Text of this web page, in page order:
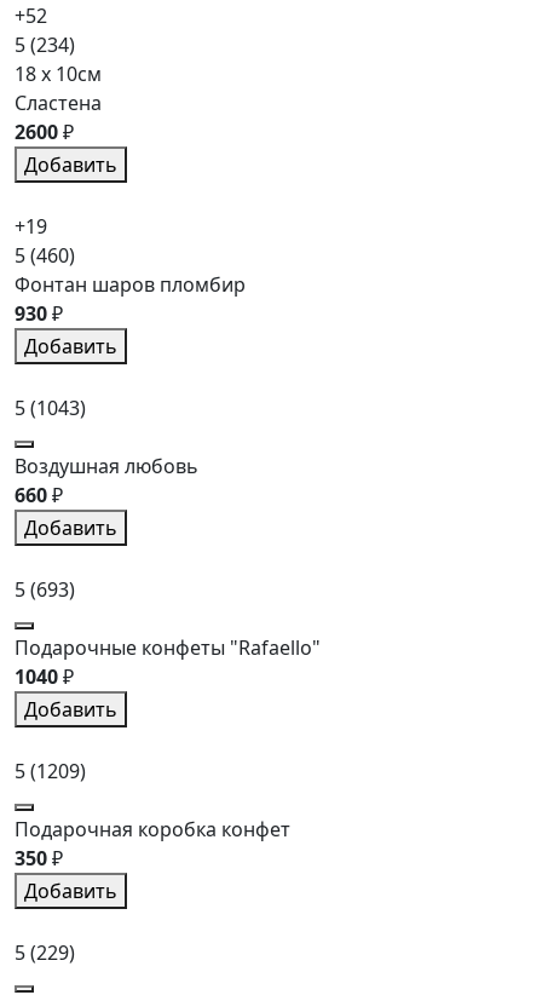
+52
5(234)
18 x 10см
Сластена
2600₽
Добавить
+19
5(460)
Фонтан шаров пломбир
930₽
Добавить
5(1043)
Воздушная любовь
660₽
Добавить
5(693)
Подарочные конфеты "Rafaello"
1040₽
Добавить
5(1209)
Подарочная коробка конфет
350₽
Добавить
5(229)